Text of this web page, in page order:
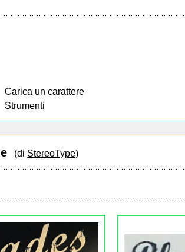
Carica un carattere
Strumenti
(di StereoType)